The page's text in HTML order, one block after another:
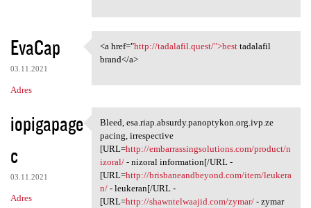
EvaCap
03.11.2021
Adres
<a href="http://tadalafil
<a href="http://tadalafil.quest/">besttadalafil
brand</a>
iopigapage
c
03.11.2021
Adres
Bleed, esa.riap.absurdy
Bleed, esa.riap.absurdy.panoptykon.org.ivp.ze
pacing, irrespective
[URL=http://embarrassingsolutions.com/product/n
izoral/- nizoral information[/URL -
[URL=http://brisbaneandbeyond.com/item/leukera
n/- leukeran[/URL -
[URL=http://shawntelwaajid.com/zymar/- zymar